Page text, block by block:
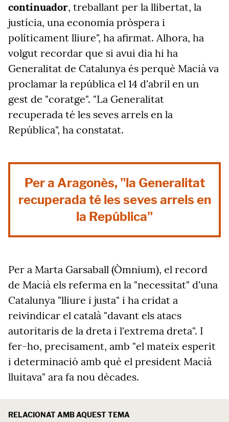
continuador, treballant per la llibertat, la
justícia, una economia pròspera i
políticament lliure", ha afirmat. Alhora, ha
volgut recordar que si avui dia hi ha
Generalitat de Catalunya és perquè Macià va
proclamar la república el 14 d'abril en un
gest de "coratge". "La Generalitat
recuperada té les seves arrels en la
República", ha constatat.
Per a Aragonès, "la Generalitat
recuperada té les seves arrels en
la República"
Per a Marta Garsaball (Òmnium), el record
de Macià els referma en la "necessitat" d'una
Catalunya "lliure i justa" i ha cridat a
reivindicar el català "davant els atacs
autoritaris de la dreta i l'extrema dreta". I
fer-ho, precisament, amb "el mateix esperit
i determinació amb què el president Macià
lluitava" ara fa nou dècades.
RELACIONAT AMB AQUEST TEMA